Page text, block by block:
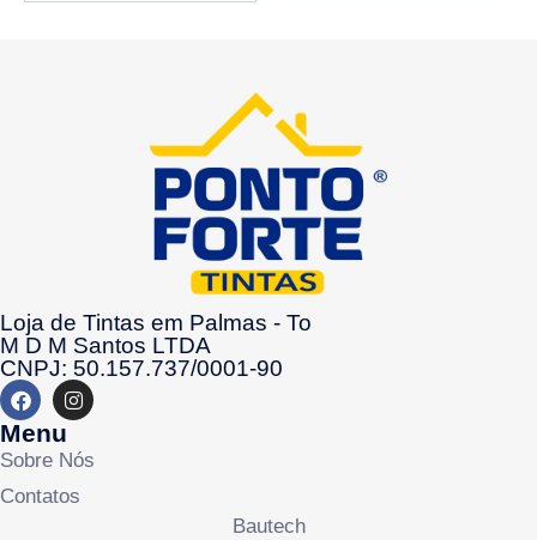
Loja de Tintas em Palmas - To
M D M Santos LTDA
CNPJ: 50.157.737/0001-90
Menu
Sobre Nós
Contatos
Bautech